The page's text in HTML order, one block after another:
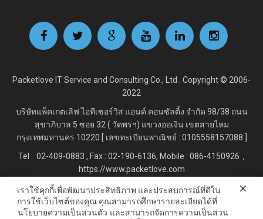
Packetlove IT Service and Consulting Co., Ltd . Copyright © 2006-
2022
บริษัทแพ็คเกตเลิฟ ไอทีเซอร์วิส แอนด์ คอนซัลติ้ง จำกัด 98/38 ถนน
สุขาภิบาล 5 ซอย 32 ( วัดพรฯ) แขวงออเงิน เขตสายไหม
กรุงเทพมหานคร 10220 [ เลขทะเบียนพาณิชย์ : 0105558157088 ]
Tel : 02-409-0883 , Fax : 02-190-6136, Mobile : 086-4150926 ,
https://www.packetlove.com
Line Official : @Packetlove.com
เราใช้คุกกี้เพื่อพัฒนาประสิทธิภาพ และประสบการณ์ที่ดีใน
การใช้เว็บไซต์ของคุณ คุณสามารถศึกษารายละเอียดได้ที่
นโยบายความเป็นส่วนตัว และสามารถจัดการความเป็นส่วน